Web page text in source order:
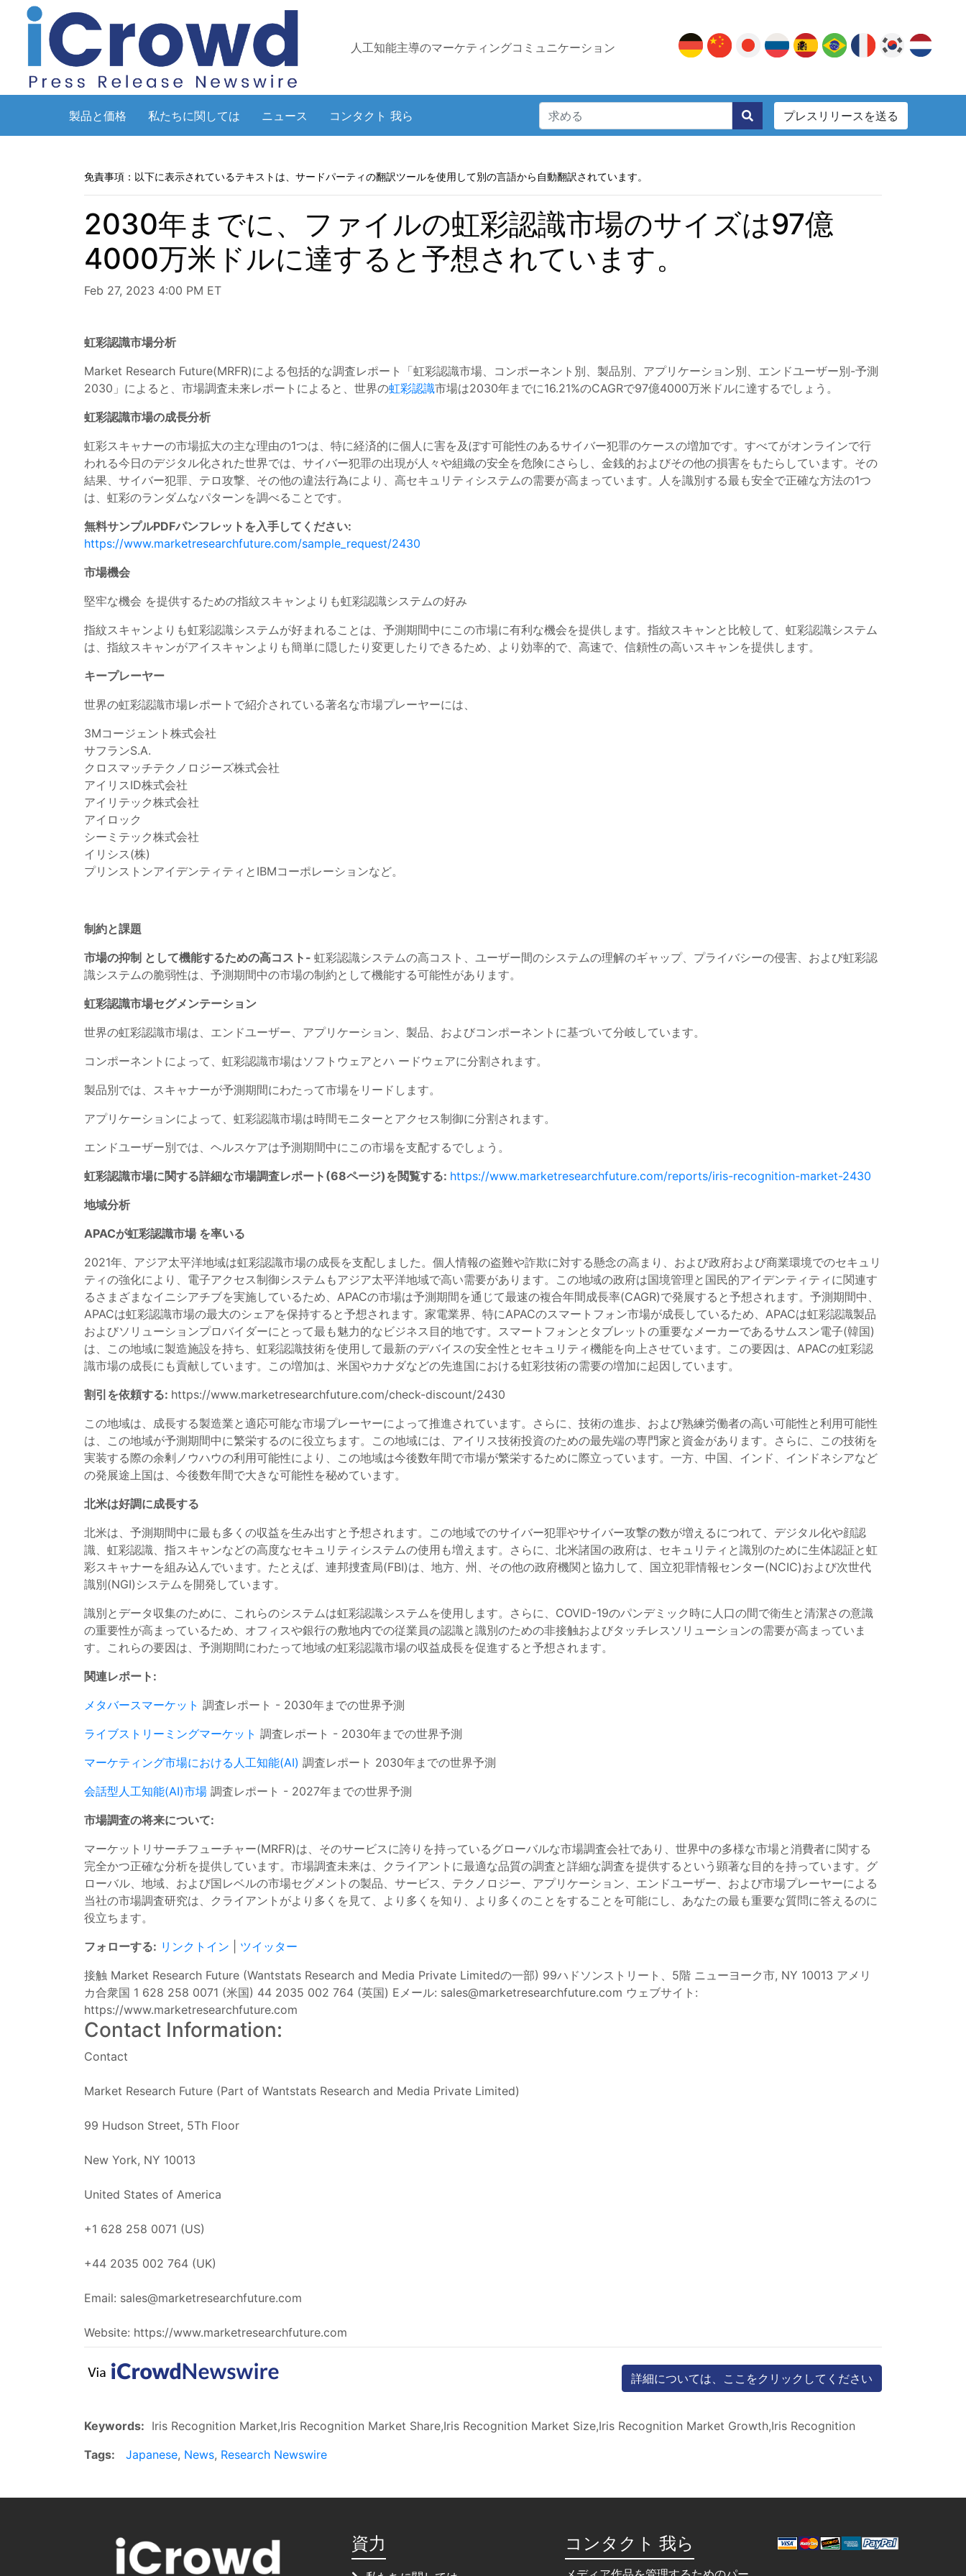
人工知能主導のマーケティングコミュニケーション
製品と価格 私たちに関しては ニュース コンタクト 我ら プレスリリースを送る
免責事項：以下に表示されているテキストは、サードパーティの翻訳ツールを使用して別の言語から自動翻訳されています。
2030年までに、ファイルの虹彩認識市場のサイズは97億
4000万米ドルに達すると予想されています。
Feb 27, 2023 4:00 PM ET
虹彩認識市場分析
Market Research Future(MRFR)による包括的な調査レポート「虹彩認識市場、コンポーネント別、製品別、アプリケーション別、エンドユーザー別-予測
2030」によると、市場調査未来レポートによると、世界の虹彩認識市場は2030年までに16.21%のCAGRで97億4000万米ドルに達するでしょう。
虹彩認識市場の成長分析
虹彩スキャナーの市場拡大の主な理由の1つは、特に経済的に個人に害を及ぼす可能性のあるサイバー犯罪のケースの増加です。すべてがオンラインで行
われる今日のデジタル化された世界では、サイバー犯罪の出現が人々や組織の安全を危険にさらし、金銭的およびその他の損害をもたらしています。その
結果、サイバー犯罪、テロ攻撃、その他の違法行為により、高セキュリティシステムの需要が高まっています。人を識別する最も安全で正確な方法の1つ
は、虹彩のランダムなパターンを調べることです。
無料サンプルPDFパンフレットを入手してください:
https://www.marketresearchfuture.com/sample_request/2430
市場機会
堅牢な機会 を提供するための指紋スキャンよりも虹彩認識システムの好み
指紋スキャンよりも虹彩認識システムが好まれることは、予測期間中にこの市場に有利な機会を提供します。指紋スキャンと比較して、虹彩認識システム
は、指紋スキャンがアイスキャンよりも簡単に隠したり変更したりできるため、より効率的で、高速で、信頼性の高いスキャンを提供します。
キープレーヤー
世界の虹彩認識市場レポートで紹介されている著名な市場プレーヤーには、
3Mコージェント株式会社
サフランS.A.
クロスマッチテクノロジーズ株式会社
アイリスID株式会社
アイリテック株式会社
アイロック
シーミテック株式会社
イリシス(株)
プリンストンアイデンティティとIBMコーポレーションなど。
制約と課題
市場の抑制 として機能するための高コスト- 虹彩認識システムの高コスト、ユーザー間のシステムの理解のギャップ、プライバシーの侵害、および虹彩認
識システムの脆弱性は、予測期間中の市場の制約として機能する可能性があります。
虹彩認識市場セグメンテーション
世界の虹彩認識市場は、エンドユーザー、アプリケーション、製品、およびコンポーネントに基づいて分岐しています。
コンポーネントによって、虹彩認識市場はソフトウェアとハ ードウェアに分割されます。
製品別では、スキャナーが予測期間にわたって市場をリードします。
アプリケーションによって、虹彩認識市場は時間モニターとアクセス制御に分割されます。
エンドユーザー別では、ヘルスケアは予測期間中にこの市場を支配するでしょう。
虹彩認識市場に関する詳細な市場調査レポート(68ページ)を閲覧する: https://www.marketresearchfuture.com/reports/iris-recognition-market-2430
地域分析
APACが虹彩認識市場 を率いる
2021年、アジア太平洋地域は虹彩認識市場の成長を支配しました。個人情報の盗難や詐欺に対する懸念の高まり、および政府および商業環境でのセキュリ
ティの強化により、電子アクセス制御システムもアジア太平洋地域で高い需要があります。この地域の政府は国境管理と国民的アイデンティティに関連す
るさまざまなイニシアチブを実施しているため、APACの市場は予測期間を通じて最速の複合年間成長率(CAGR)で発展すると予想されます。予測期間中、
APACは虹彩認識市場の最大のシェアを保持すると予想されます。家電業界、特にAPACのスマートフォン市場が成長しているため、APACは虹彩認識製品
およびソリューションプロバイダーにとって最も魅力的なビジネス目的地です。スマートフォンとタブレットの重要なメーカーであるサムスン電子(韓国)
は、この地域に製造施設を持ち、虹彩認識技術を使用して最新のデバイスの安全性とセキュリティ機能を向上させています。この要因は、APACの虹彩認
識市場の成長にも貢献しています。この増加は、米国やカナダなどの先進国における虹彩技術の需要の増加に起因しています。
割引を依頼する: https://www.marketresearchfuture.com/check-discount/2430
この地域は、成長する製造業と適応可能な市場プレーヤーによって推進されています。さらに、技術の進歩、および熟練労働者の高い可能性と利用可能性
は、この地域が予測期間中に繁栄するのに役立ちます。この地域には、アイリス技術投資のための最先端の専門家と資金があります。さらに、この技術を
実装する際の余剰ノウハウの利用可能性により、この地域は今後数年間で市場が繁栄するために際立っています。一方、中国、インド、インドネシアなど
の発展途上国は、今後数年間で大きな可能性を秘めています。
北米は好調に成長する
北米は、予測期間中に最も多くの収益を生み出すと予想されます。この地域でのサイバー犯罪やサイバー攻撃の数が増えるにつれて、デジタル化や顔認
識、虹彩認識、指スキャンなどの高度なセキュリティシステムの使用も増えます。さらに、北米諸国の政府は、セキュリティと識別のために生体認証と虹
彩スキャナーを組み込んでいます。たとえば、連邦捜査局(FBI)は、地方、州、その他の政府機関と協力して、国立犯罪情報センター(NCIC)および次世代
識別(NGI)システムを開発しています。
識別とデータ収集のために、これらのシステムは虹彩認識システムを使用します。さらに、COVID-19のパンデミック時に人口の間で衛生と清潔さの意識
の重要性が高まっているため、オフィスや銀行の敷地内での従業員の認識と識別のための非接触およびタッチレスソリューションの需要が高まっていま
す。これらの要因は、予測期間にわたって地域の虹彩認識市場の収益成長を促進すると予想されます。
関連レポート:
メタバースマーケット 調査レポート - 2030年までの世界予測
ライブストリーミングマーケット 調査レポート - 2030年までの世界予測
マーケティング市場における人工知能(AI) 調査レポート 2030年までの世界予測
会話型人工知能(AI)市場 調査レポート - 2027年までの世界予測
市場調査の将来について:
マーケットリサーチフューチャー(MRFR)は、そのサービスに誇りを持っているグローバルな市場調査会社であり、世界中の多様な市場と消費者に関する
完全かつ正確な分析を提供しています。市場調査未来は、クライアントに最適な品質の調査と詳細な調査を提供するという顕著な目的を持っています。グ
ローバル、地域、および国レベルの市場セグメントの製品、サービス、テクノロジー、アプリケーション、エンドユーザー、および市場プレーヤーによる
当社の市場調査研究は、クライアントがより多くを見て、より多くを知り、より多くのことをすることを可能にし、あなたの最も重要な質問に答えるのに
役立ちます。
フォローする: リンクトイン
ツイッター
接触 Market Research Future (Wantstats Research and Media Private Limitedの一部) 99ハドソンストリート、5階 ニューヨーク市, NY 10013 アメリ
カ合衆国 1 628 258 0071 (米国) 44 2035 002 764 (英国) Eメール: sales@marketresearchfuture.com ウェブサイト:
https://www.marketresearchfuture.com
Contact Information:
Contact
Market Research Future (Part of Wantstats Research and Media Private Limited)
99 Hudson Street, 5Th Floor
New York, NY 10013
United States of America
+1 628 258 0071 (US)
+44 2035 002 764 (UK)
Email: sales@marketresearchfuture.com
Website: https://www.marketresearchfuture.com
詳細については、ここをクリックしてください
Keywords: Iris Recognition Market,Iris Recognition Market Share,Iris Recognition Market Size,Iris Recognition Market Growth,Iris Recognition
Tags:
Japanese, News, Research Newswire
資力 コンタクト 我ら